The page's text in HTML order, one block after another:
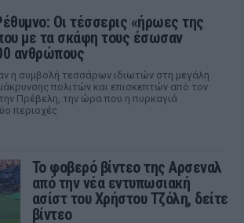
Οι τέσσερις «ήρωες της
με τα σκάφη τους έσωσαν
ανθρώπους
η συμβολή τεσσάρων ιδιωτών στη μεγάλη
πολιτών και επισκεπτών από τον
Πρέβελη, την ώρα που η πυρκαγιά
περιοχές
Το φοβερό βίντεο της Αρσεναλ
από την νέα εντυπωσιακή
ασίστ του Χρήστου Τζόλη, δείτε
βίντεο